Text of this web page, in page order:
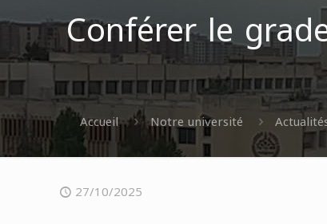
Conférer le
Accueil Notre université
27/10/2025